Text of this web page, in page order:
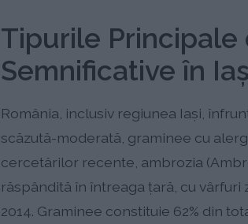
Tipurile Principale
Semnificative în
România, inclusiv regiunea Iaşi,
scăzută-moderată, graminee cu
cercetărilor recente, ambrozia
răspândită în întreaga țară, cu
2014. Graminee constituie 62% din